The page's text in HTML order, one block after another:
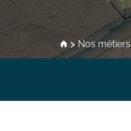
Nos métiers